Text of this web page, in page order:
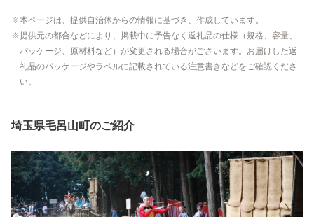
本ページは、提供自治体からの情報に基づき、作成しています。
提供元の都合などにより、掲載中に予告なく返礼品の仕様（規格、容量、
パッケージ、原材料など）が変更される場合がございます。お届けした返
礼品のパッケージやラベルに記載されている注意書きなどをご確認くださ
い。
埼玉県毛呂山町のご紹介